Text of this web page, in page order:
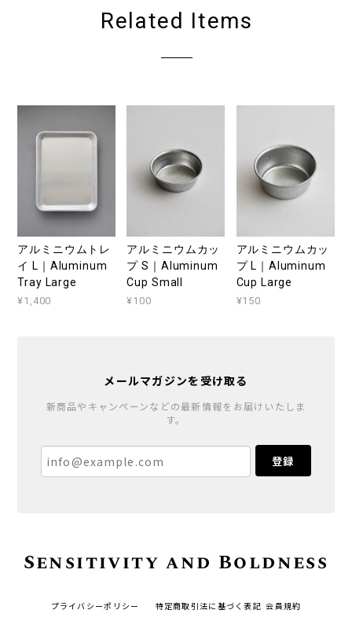
Related Items
アルミニウムトレ
イ L｜Aluminum
Tray Large
¥1,400
アルミニウムカッ
プ S｜Aluminum
Cup Small
¥100
アルミニウムカッ
プ L｜Aluminum
Cup Large
¥150
メールマガジンを受け取る
新商品やキャンペーンなどの最新情報をお届けいたしま
す。
登録
Sensitivity and Boldness
プライバシーポリシー 特定商取引法に基づく表記 会員規約